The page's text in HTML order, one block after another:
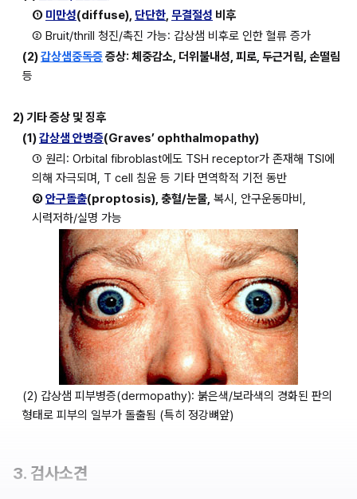
① 미만성(diffuse), 단단한 무결절성 비후
② Bruit/thrill 청진/촉진 가능: 갑상샘 비후로 인한 혈류 증가
(2) 갑상샘중독증 증상: 체중감소, 더위불내성, 피로, 두근거림, 손떨림
등
2) 기타 증상 및 징후
(1) 갑상샘 안병증(Graves’ ophthalmopathy)
① 원리: Orbital fibroblast에도 TSH receptor가 존재해 TSI에
의해 자극되며, T cell 침윤 등 기타 면역학적 기전 동반
② 안구돌출(proptosis), 충혈/눈물, 복시, 안구운동마비,
시력저하/실명 가능
(2) 갑상샘 피부병증(dermopathy): 붉은색/보라색의 경화된 판의
형태로 피부의 일부가 돌출됨 (특히 정강뼈앞)
3. 검사소견